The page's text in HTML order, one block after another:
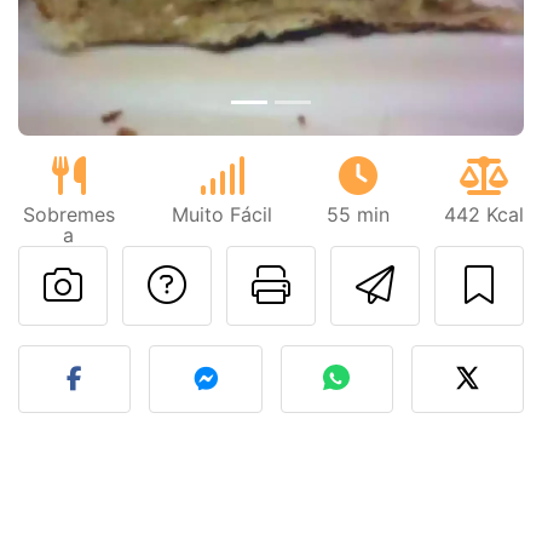
Sobremes
a
Muito Fácil 55 min 442 Kcal
Imprima
Falar com o autor
Fez esta receita?